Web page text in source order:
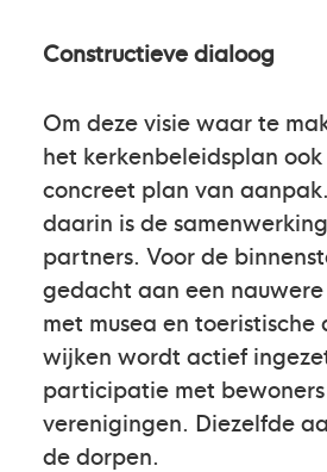
Constructieve dialoog
Om deze visie waar te
het kerkenbeleidsplan ook
concreet plan van
daarin is de
partners. Voor de
gedacht aan een
met musea en toeristische
wijken wordt actief
participatie met
verenigingen. Diezelfde
de dorpen.